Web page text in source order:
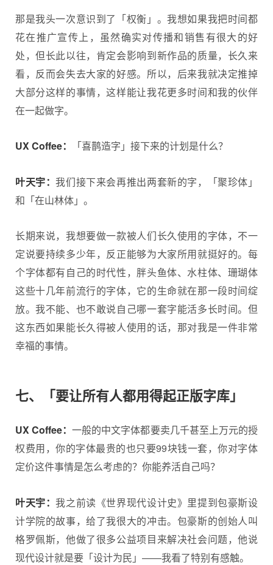
那是我头一次意识到了「权衡」。我想如果我把时间都
花在推广宣传上，虽然确实对传播和销售有很大的好
处，但长此以往，肯定会影响到新作品的质量，长久来
看，反而会失去大家的好感。所以，后来我就决定推掉
大部分这样的事情，这样能让我花更多时间和我的伙伴
在一起做字。
UX Coffee： 「喜鹊造字」接下来的计划是什么？
叶天宇：我们接下来会再推出两套新的字，「聚珍体」
和「在山林体」。
长期来说，我想要做一款被人们长久使用的字体，不一
定说要持续多少年，反正能够为大家所用就挺好的。每
个字体都有自己的时代性，胖头鱼体、水柱体、珊瑚体
这些十几年前流行的字体，它的生命就在那一段时间绽
放。我不能、也不敢说自己哪一套字能活多长时间。但
这东西如果能长久得被人使用的话，那对我是一件非常
幸福的事情。
七、「要让所有人都用得起正版字库」
UX Coffee：一般的中文字体都要卖几千甚至上万元的授
权费用，你的字体最贵的也只要99块钱一套，你对字体
定价这件事情是怎么考虑的？你能养活自己吗？
叶天宇：我之前读《世界现代设计史》里提到包豪斯设
计学院的故事，给了我很大的冲击。包豪斯的创始人叫
格罗佩斯，他做了很多公益项目来解决社会问题，他说
现代设计就是要「设计为民」——我看了特别有感触。